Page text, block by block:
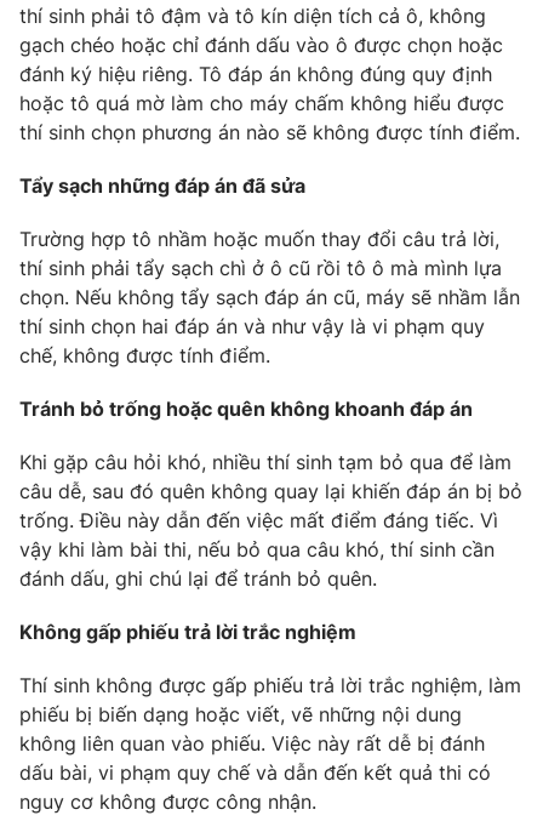
Thị trường 24h Tấm lòng Việt
VTV4 Vươn mình bằng AI
VTV9 VTV8
Liên hệ tòa soạn English
Theo dõi báo trên
Cơ quan chủ quản:Đài Truyền hình Việt Nam
Giấy phép hoạt động báo in và báo điện tử số 483/GP-BTTTT
cấp ngày 29/12/2023
Tổng Biên tập: Vũ Thanh Thủy
Phó Tổng Biên tập:Nguyễn Thị Mỹ Hạnh, Phạm Quốc Thắng,
Nguyễn Trọng Ninh
Tổng đài VTV:024.38 355 931 - 024.38 355 932
thí sinh phải tô đậm và tô kín diện tích cả ô, không
gạch chéo hoặc chỉ đánh dấu vào ô được chọn hoặc
đánh ký hiệu riêng. Tô đáp án không đúng quy định
hoặc tô quá mờ làm cho máy chấm không hiểu được
thí sinh chọn phương án nào sẽ không được tính điểm.
Tẩy sạch những đáp án đã sửa
Trường hợp tô nhầm hoặc muốn thay đổi câu trả lời,
thí sinh phải tẩy sạch chì ở ô cũ rồi tô ô mà mình lựa
chọn. Nếu không tẩy sạch đáp án cũ, máy sẽ nhầm lẫn
thí sinh chọn hai đáp án và như vậy là vi phạm quy
chế, không được tính điểm.
Tránh bỏ trống hoặc quên không khoanh đáp án
Khi gặp câu hỏi khó, nhiều thí sinh tạm bỏ qua để làm
câu dễ, sau đó quên không quay lại khiến đáp án bị bỏ
trống. Điều này dẫn đến việc mất điểm đáng tiếc. Vì
vậy khi làm bài thi, nếu bỏ qua câu khó, thí sinh cần
đánh dấu, ghi chú lại để tránh bỏ quên.
Không gấp phiếu trả lời trắc nghiệm
Thí sinh không được gấp phiếu trả lời trắc nghiệm, làm
phiếu bị biến dạng hoặc viết, vẽ những nội dung
không liên quan vào phiếu. Việc này rất dễ bị đánh
dấu bài, vi phạm quy chế và dẫn đến kết quả thi có
nguy cơ không được công nhận.